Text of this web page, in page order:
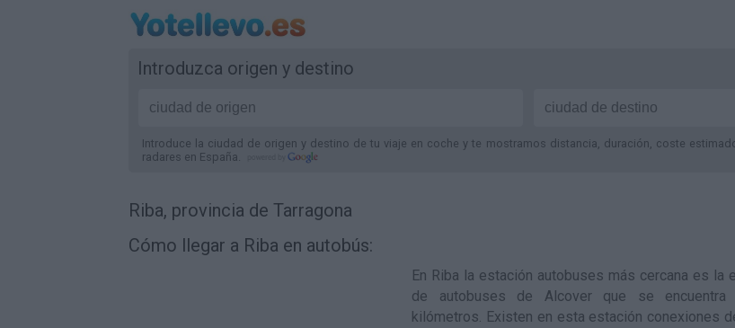
Introduzca origen y destino
Introduce la ciudad de origen y destino de tu viaje en coche y te mostramos distancia, duración, coste
radares en España.
Riba, provincia de Tarragona
Cómo llegar a Riba en autobús:
En Riba la estación autobuses más cercana es la
de autobuses de Alcoverque se encuentra
kilómetros. Existen en esta estación conexiones